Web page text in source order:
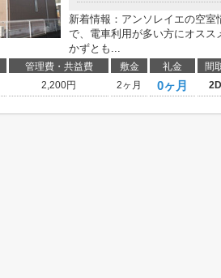
新着情報：アンソレイエの空
で、電車利用が多い方にオス
かずとも...
管理費・共益費 敷金 礼金 間
2,200円 2ヶ月 0ヶ月